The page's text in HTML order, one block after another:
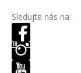
Sledujte nás na: